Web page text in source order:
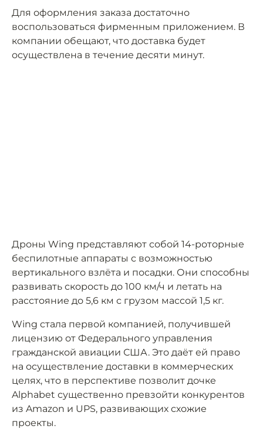
Для оформления заказа достаточно
воспользоваться фирменным приложением. В
компании обещают, что доставка будет
осуществлена в течение десяти минут.
Дроны Wing представляют собой 14-роторные
беспилотные аппараты с возможностью
вертикального взлёта и посадки. Они способны
развивать скорость до 100 км/ч и летать на
расстояние до 5,6 км с грузом массой 1,5 кг.
Wing стала первой компанией, получившей
лицензию от Федерального управления
гражданской авиации США. Это даёт ей право
на осуществление доставки в коммерческих
целях, что в перспективе позволит дочке
Alphabet существенно превзойти конкурентов
из Amazon и UPS, развивающих схожие
проекты.